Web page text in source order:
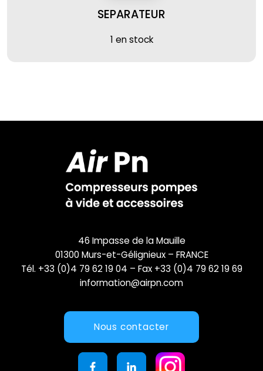
SEPARATEUR
1 en stock
46 Impasse de la Mauille
01300 Murs-et-Gélignieux – FRANCE
Tél. +33 (0)4 79 62 19 04 – Fax +33 (0)4 79 62 19 69
information@airpn.com
Nous contacter